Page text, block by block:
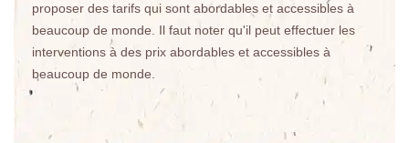
proposer des tarifs qui sont abordables et accessibles à
beaucoup de monde. Il faut noter qu'il peut effectuer les
interventions à des prix abordables et accessibles à
beaucoup de monde.